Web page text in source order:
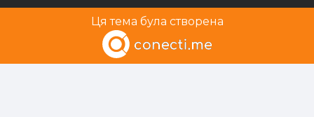
Ця тема була створена